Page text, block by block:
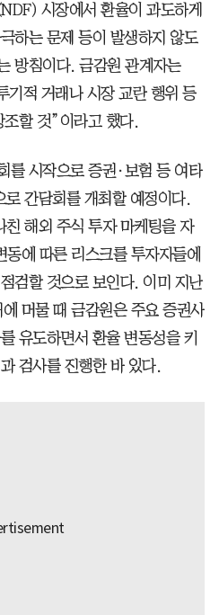
시장에서 환율이 과도하게
하는 문제 등이 발생하지 않도
방침이다. 금감원 관계자는
기적 거래나 시장 교란 행위 등
할 것”이라고 했다.
를 시작으로 증권·보험 등 여타
간담회를 개최할 예정이다.
해외 주식 투자 마케팅을 자
에 따른 리스크를 투자자들에
검할 것으로 보인다. 이미 지난
머물 때 금감원은 주요 증권사
유도하면서 환율 변동성을 키
검사를 진행한 바 있다.